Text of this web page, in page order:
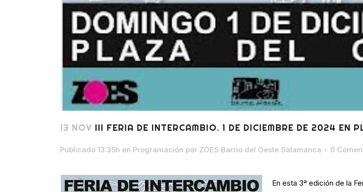
13 NOV III FERIA DE INTERCAMBIO. 1 DE DICIEMBRE DE 2024 EN
Publicado 13:35h en Programación por ZOES Barrio del Oeste Salamanca 0
En esta 3ª edición de la